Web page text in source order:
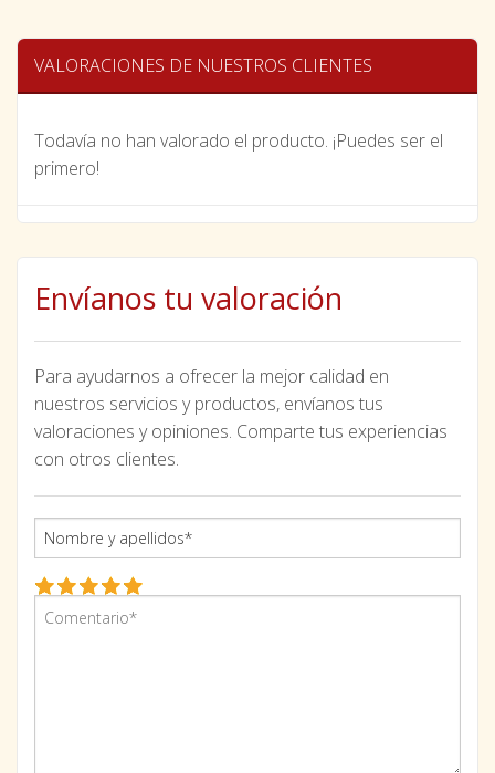
VALORACIONES DE NUESTROS CLIENTES
Todavía no han valorado el producto. ¡Puedes ser el
primero!
Envíanos tu valoración
Para ayudarnos a ofrecer la mejor calidad en
nuestros servicios y productos, envíanos tus
valoraciones y opiniones. Comparte tus experiencias
con otros clientes.